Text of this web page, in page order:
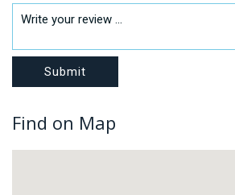
Find on Map